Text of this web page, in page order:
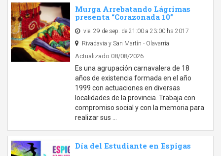
Murga Arrebatando Lágrimas
presenta “Corazonada 10”
vie. 29 de sep. de 21:00 a 23:00 hs 2017
Rivadavia y San Martín - Olavarría
Actualizado 08/08/2026
Es una agrupación carnavalera de 18
años de existencia formada en el año
1999 con actuaciones en diversas
localidades de la provincia. Trabaja con
compromiso social y con la memoria para
realizar sus …
Día del Estudiante en Espigas